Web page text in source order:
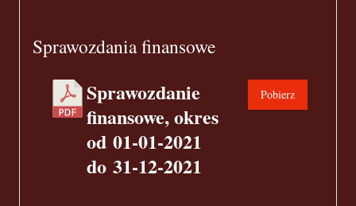
Sprawozdania finansowe
Sprawozdanie
finansowe, okres
od 01-01-2021
do 31-12-2021
Pobierz